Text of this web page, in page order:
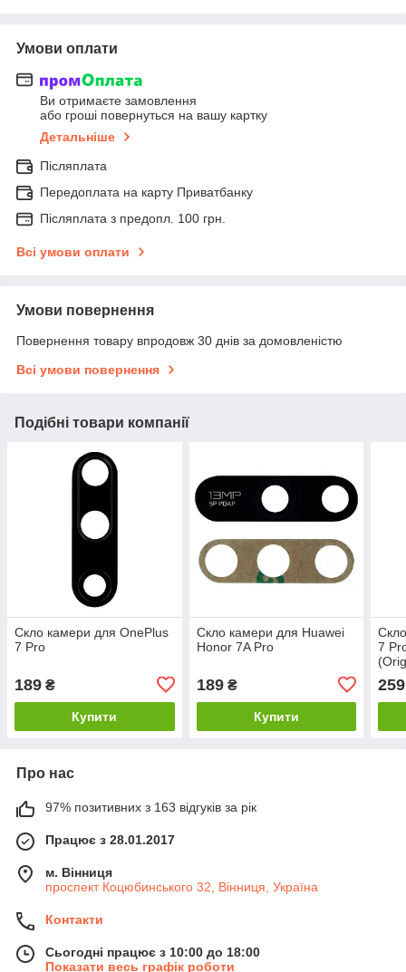
Умови оплати
Ви отримаєте замовлення
або гроші повернуться на вашу картку
Детальніше
Післяплата
Передоплата на карту Приватбанку
Післяплата з предопл. 100 грн.
Всі умови оплати
Умови повернення
Повернення товару впродовж 30 днів за домовленістю
Всі умови повернення
Подібні товари компанії
Скло камери для OnePlus
7 Pro
189 ₴
Купити
Скло камери для Huawei
Honor 7A Pro
189₴
Купити
7
259
Про нас
97% позитивних з 163 відгуків за рік
Працює з 28.01.2017
м. Вінниця
проспект Коцюбинського 32, Вінниця, Україна
Контакти
Сьогодні працює з 10:00 до 18:00
Показати весь графік роботи